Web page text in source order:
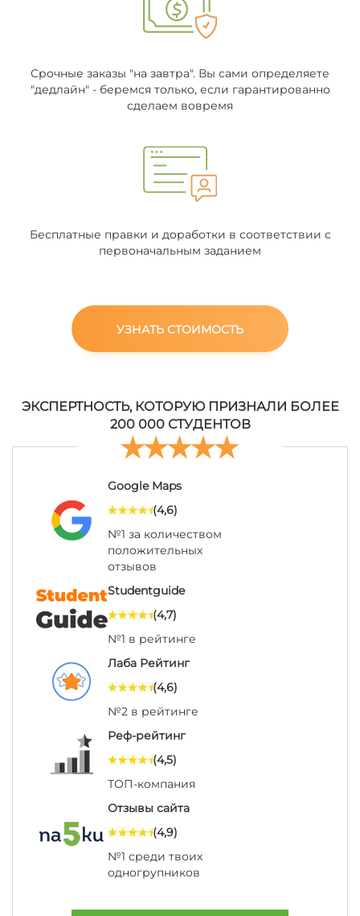
Срочные заказы "на завтра". Вы сами определяете
"дедлайн" - беремся только, если гарантированно
сделаем вовремя
Бесплатные правки и доработки в соответствии с
первоначальным заданием
УЗНАТЬ СТОИМОСТЬ
ЭКСПЕРТНОСТЬ, КОТОРУЮ ПРИЗНАЛИ БОЛЕЕ
200 000 СТУДЕНТОВ
Google Maps
(4,6)
№1 за количеством
положительных
отзывов
Studentguide
(4,7)
№1 в рейтинге
Лаба Рейтинг
(4,6)
№2 в рейтинге
Реф-рейтинг
(4,5)
ТОП-компания
Отзывы сайта
(4,9)
№1 среди твоих
одногрупников